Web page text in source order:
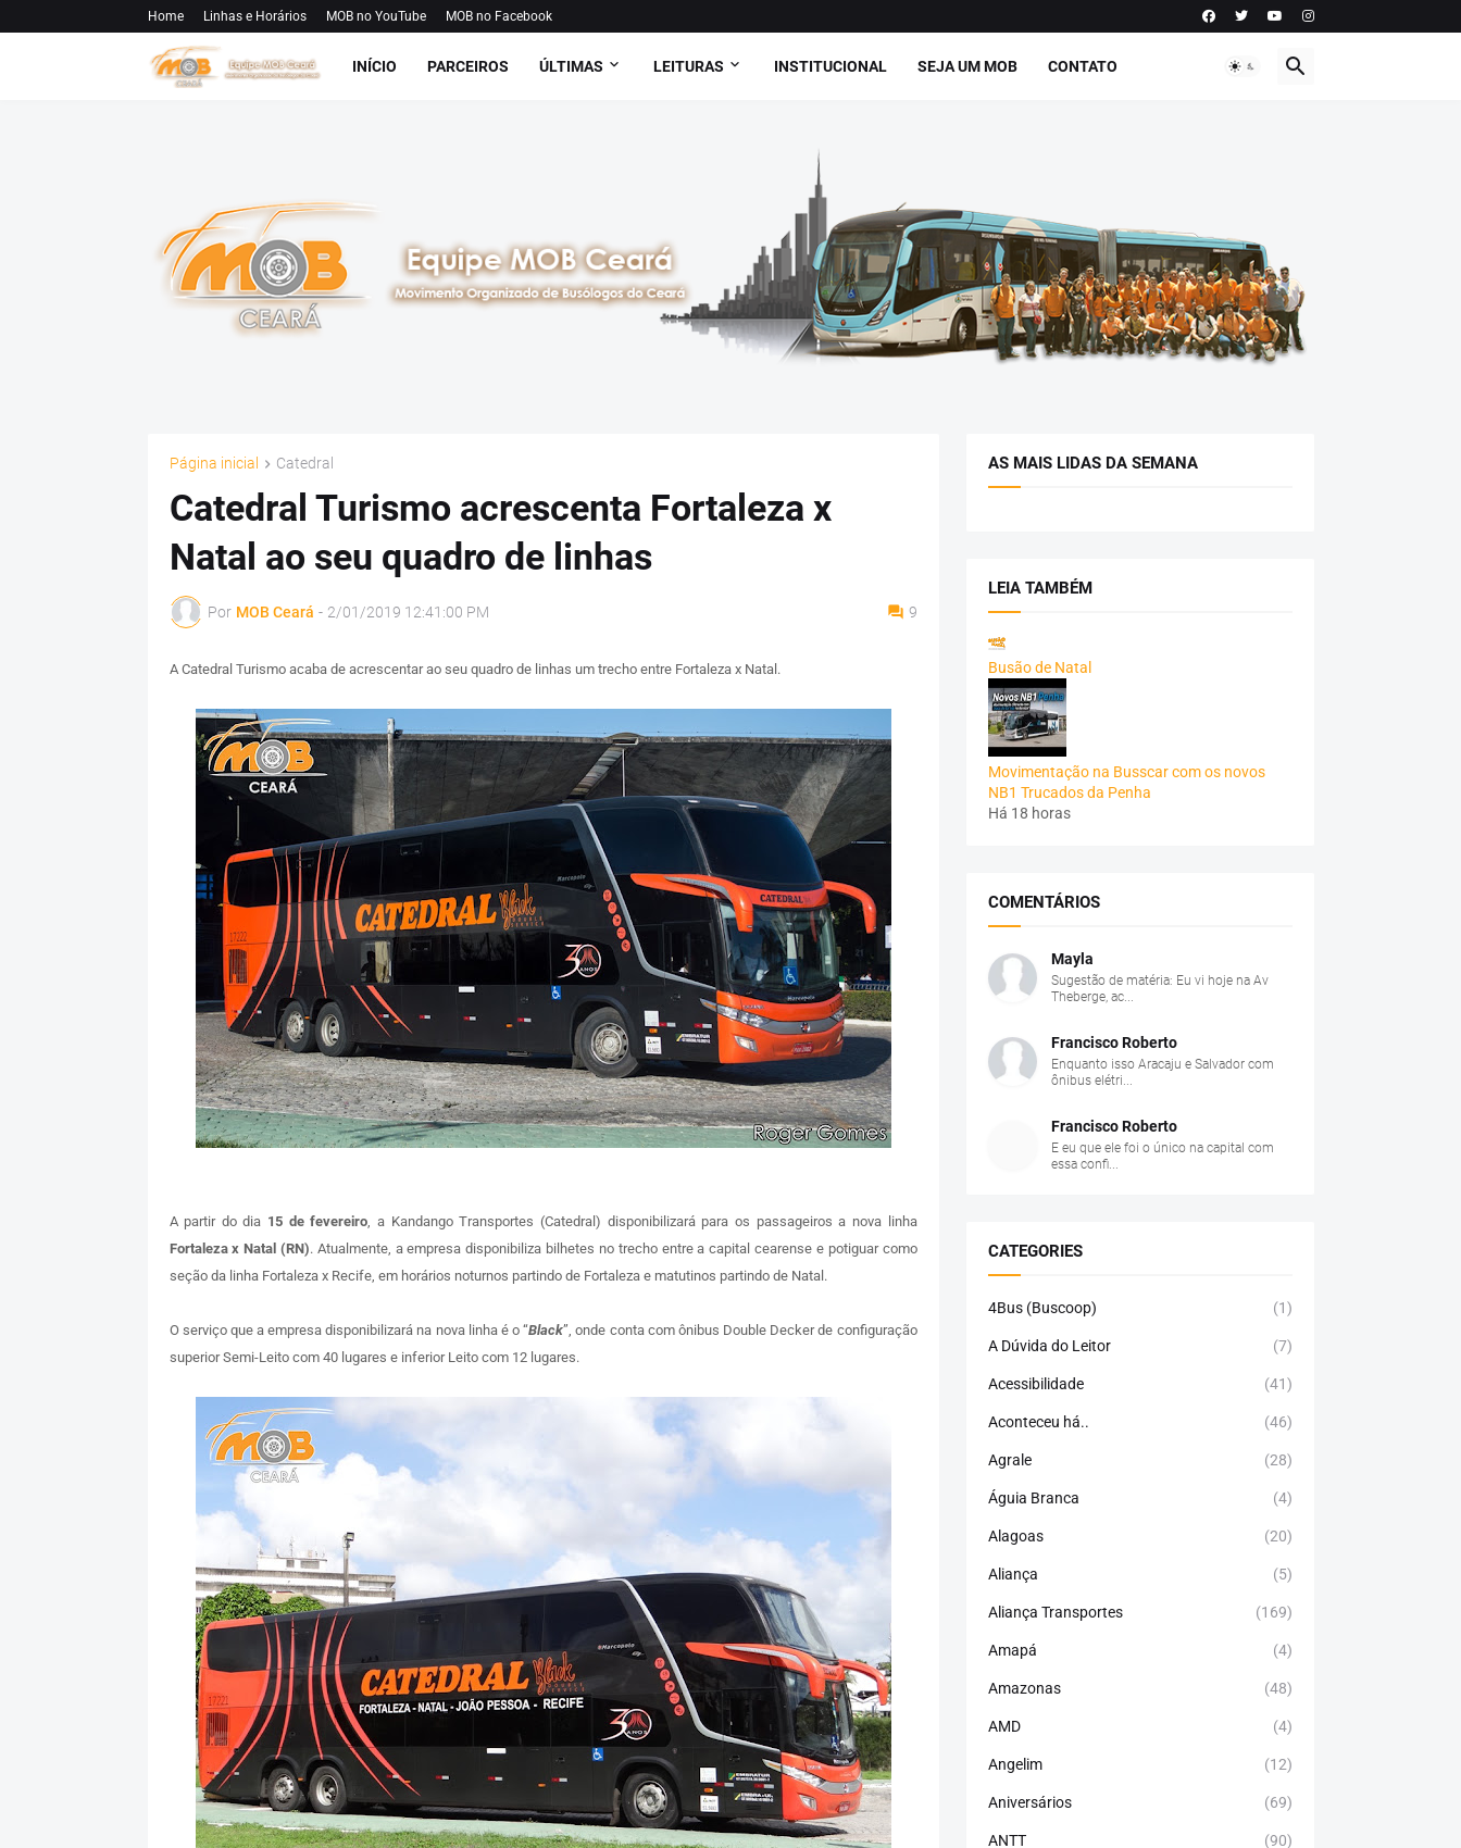
Home Linhas e Horários MOB no YouTube MOB no Facebook
INÍCIO PARCEIROS ÚLTIMAS LEITURAS INSTITUCIONAL SEJA UM MOB CONTATO
Página inicial Catedral
Catedral Turismo acrescenta Fortaleza x
Natal ao seu quadro de linhas
Por MOB Ceará - 2/01/2019 12:41:00 PM 9
A Catedral Turismo acaba de acrescentar ao seu quadro de linhas um trecho entre Fortaleza x Natal.
A partir do dia 15 de fevereiro, a Kandango Transportes (Catedral) disponibilizará para os passageiros a nova linha
Fortaleza x Natal (RN). Atualmente, a empresa disponibiliza bilhetes no trecho entre a capital cearense e potiguar como
seção da linha Fortaleza x Recife, em horários noturnos partindo de Fortaleza e matutinos partindo de Natal.
O serviço que a empresa disponibilizará na nova linha é o “Black”, onde conta com ônibus Double Decker de configuração
superior Semi-Leito com 40 lugares e inferior Leito com 12 lugares.
AS MAIS LIDAS DA SEMANA
LEIA TAMBÉM
Busão de Natal
Movimentação na Busscar com os novos
NB1 Trucados da Penha
Há 18 horas
COMENTÁRIOS
Mayla
Sugestão de matéria: Eu vi hoje na Av
Theberge, ac...
Francisco Roberto
Enquanto isso Aracaju e Salvador com
ônibus elétri...
Francisco Roberto
E eu que ele foi o único na capital com
essa confi...
CATEGORIES
4Bus (Buscoop) (1)
A Dúvida do Leitor (7)
Acessibilidade (41)
Aconteceu há.. (46)
Agrale (28)
Águia Branca (4)
Alagoas (20)
Aliança (5)
Aliança Transportes (169)
Amapá (4)
Amazonas (48)
AMD (4)
Angelim (12)
Aniversários (69)
ANTT (90)